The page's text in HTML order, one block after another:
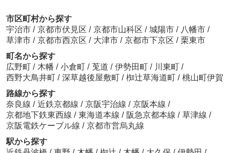
市区町村から探す
宇治市 / 京都市伏見区 / 京都市山科区 / 城陽市 / 八幡市 /
草津市 / 京都市西京区 / 大津市 / 京都市下京区 / 栗東市
町名から探す
広野町 / 木幡 / 小倉町 / 莵道 / 伊勢田町 / 川東町 /
西野大鳥井町 / 深草越後屋敷町 / 椥辻草海道町 / 桃山町伊賀
路線から探す
奈良線 / 近鉄京都線 / 京阪宇治線 / 京阪本線 /
京都地下鉄東西線 / 東海道本線 / 阪急京都本線 / 草津線 /
京阪電鉄ケーブル線 / 京都市営烏丸線
駅から探す